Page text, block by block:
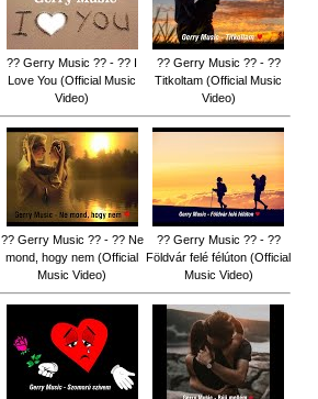
?? Gerry Music ?? - ?? I
Love You (Official Music
Video)
?? Gerry Music ?? - ??
Titkoltam (Official Music
Video)
?? Gerry Music ?? - ?? Ne
mond, hogy nem (Official
Music Video)
?? Gerry Music ?? - ??
Földvár felé félúton (Official
Music Video)